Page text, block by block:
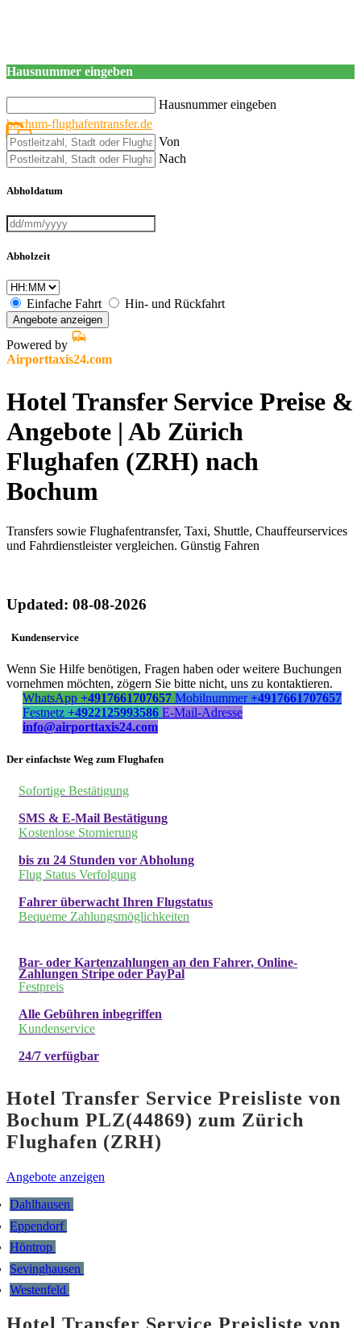
Hausnummer eingeben
Hausnummer eingeben
bochum-flughafentransfer.de
Von
Nach
Abholdatum
Abholzeit
Einfache Fahrt Hin- und Rückfahrt
Angebote anzeigen
Powered by
Airporttaxis24.com
Hotel Transfer Service Preise &
Angebote | Ab Zürich
Flughafen (ZRH) nach
Bochum
Transfers sowie Flughafentransfer, Taxi, Shuttle, Chauffeurservices
und Fahrdienstleister vergleichen. Günstig Fahren
Updated: 08-08-2026
Kundenservice
Wenn Sie Hilfe benötigen, Fragen haben oder weitere Buchungen
vornehmen möchten, zögern Sie bitte nicht, uns zu kontaktieren.
WhatsApp +4917661707657 Mobilnummer +4917661707657
Festnetz +4922125993586 E-Mail-Adresse
info@airporttaxis24.com
Der einfachste Weg zum Flughafen
Sofortige Bestätigung
SMS & E-Mail Bestätigung
Kostenlose Stornierung
bis zu 24 Stunden vor Abholung
Flug Status Verfolgung
Fahrer überwacht Ihren Flugstatus
Bequeme Zahlungsmöglichkeiten
Bar- oder Kartenzahlungen an den Fahrer, Online-
Zahlungen Stripe oder PayPal
Festpreis
Alle Gebühren inbegriffen
Kundenservice
24/7 verfügbar
Hotel Transfer Service Preisliste von
Bochum PLZ(44869) zum Zürich
Flughafen (ZRH)
Angebote anzeigen
Dahlhausen
Eppendorf
Höntrop
Sevinghausen
Westenfeld